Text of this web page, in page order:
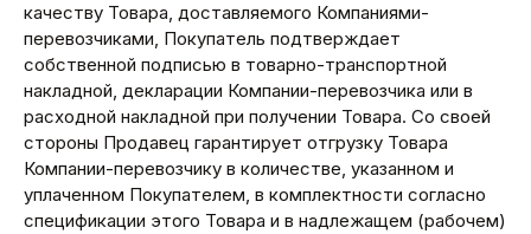
качеству Товара, доставляемого Компаниями-
перевозчиками, Покупатель подтверждает
собственной подписью в товарно-транспортной
накладной, декларации Компании-перевозчика или в
расходной накладной при получении Товара. Со своей
стороны Продавец гарантирует отгрузку Товара
Компании-перевозчику в количестве, указанном и
уплаченном Покупателем, в комплектности согласно
спецификации этого Товара и в надлежащем (рабочем)